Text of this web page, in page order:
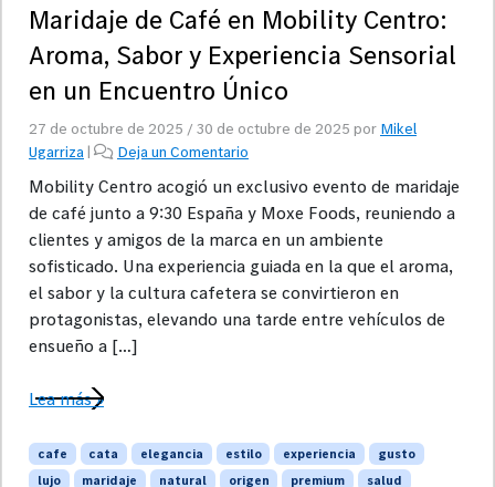
Maridaje de Café en Mobility Centro:
Aroma, Sabor y Experiencia Sensorial
en un Encuentro Único
27 de octubre de 2025 / 30 de octubre de 2025 por Mikel
Ugarriza| Deja un Comentario
Mobility Centro acogió un exclusivo evento de maridaje
de café junto a 9:30 España y Moxe Foods, reuniendo a
clientes y amigos de la marca en un ambiente
sofisticado. Una experiencia guiada en la que el aroma,
el sabor y la cultura cafetera se convirtieron en
protagonistas, elevando una tarde entre vehículos de
ensueño a […]
Lea más »
cafe cata elegancia estilo experiencia
gusto
lujo
maridaje natural origen premium salud